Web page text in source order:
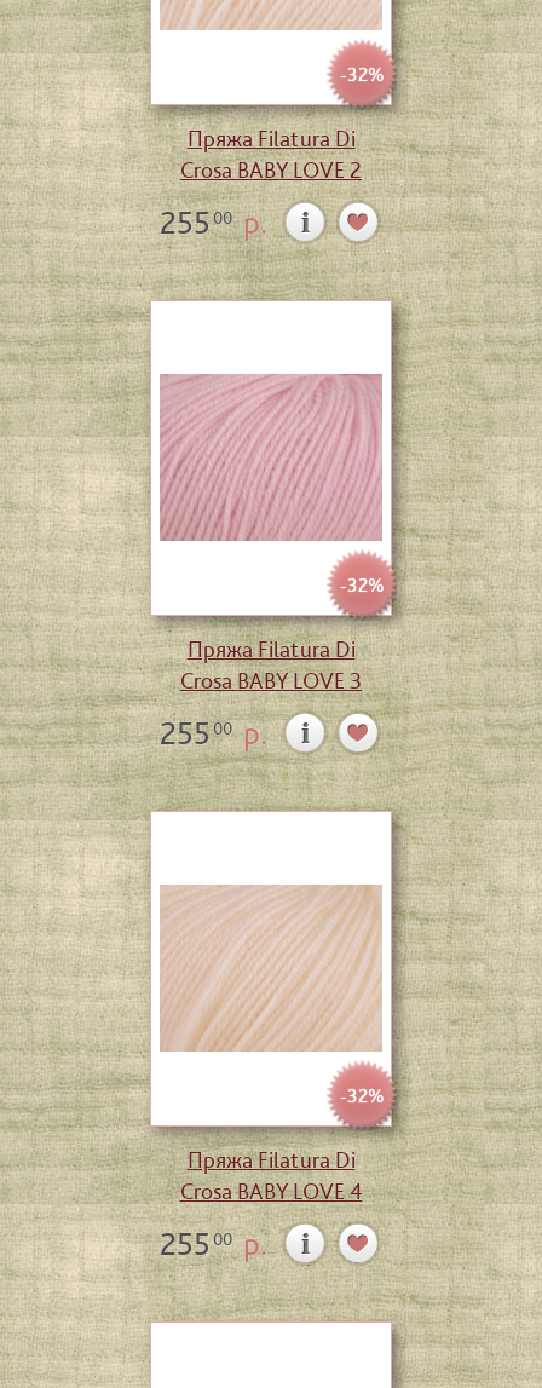
-32%
Пряжа Filatura Di
Crosa BABY LOVE 2
25500р.
-32%
Пряжа Filatura Di
Crosa BABY LOVE 3
25500р.
-32%
Пряжа Filatura Di
Crosa BABY LOVE 4
25500р.